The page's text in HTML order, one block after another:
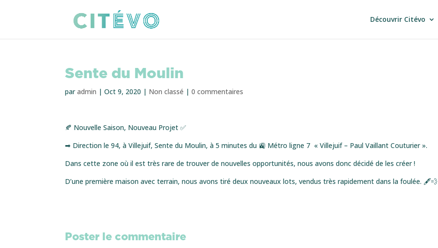
Découvrir Citévo
Sente du Moulin
paradmin |Oct 9, 2020 | Non classé |0 commentaires
🍂 Nouvelle Saison, Nouveau Projet ✅
➡ Direction le 94, à Villejuif, Sente du Moulin, à 5 minutes du 🚉 Métro ligne 7 « Villejuif – Paul Vaillant Couturier ».
Dans cette zone où il est très rare de trouver de nouvelles opportunités, nous avons donc décidé de les créer !
D’une première maison avec terrain, nous avons tiré deux nouveaux lots, vendus très rapidement dans la foulée. 🖋💨
Poster le commentaire